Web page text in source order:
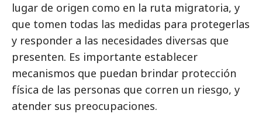
lugar de origen como en la ruta migratoria, y
que tomen todas las medidas para protegerlas
y responder a las necesidades diversas que
presenten. Es importante establecer
mecanismos que puedan brindar protección
física de las personas que corren un riesgo, y
atender sus preocupaciones.